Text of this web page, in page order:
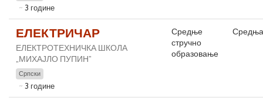
3 године
ЕЛЕКТРИЧАР
ЕЛЕКТРОТЕХНИЧКА ШКОЛА
„МИХАЈЛО ПУПИН”
Српски
3 године
Средње
стручно
образовање